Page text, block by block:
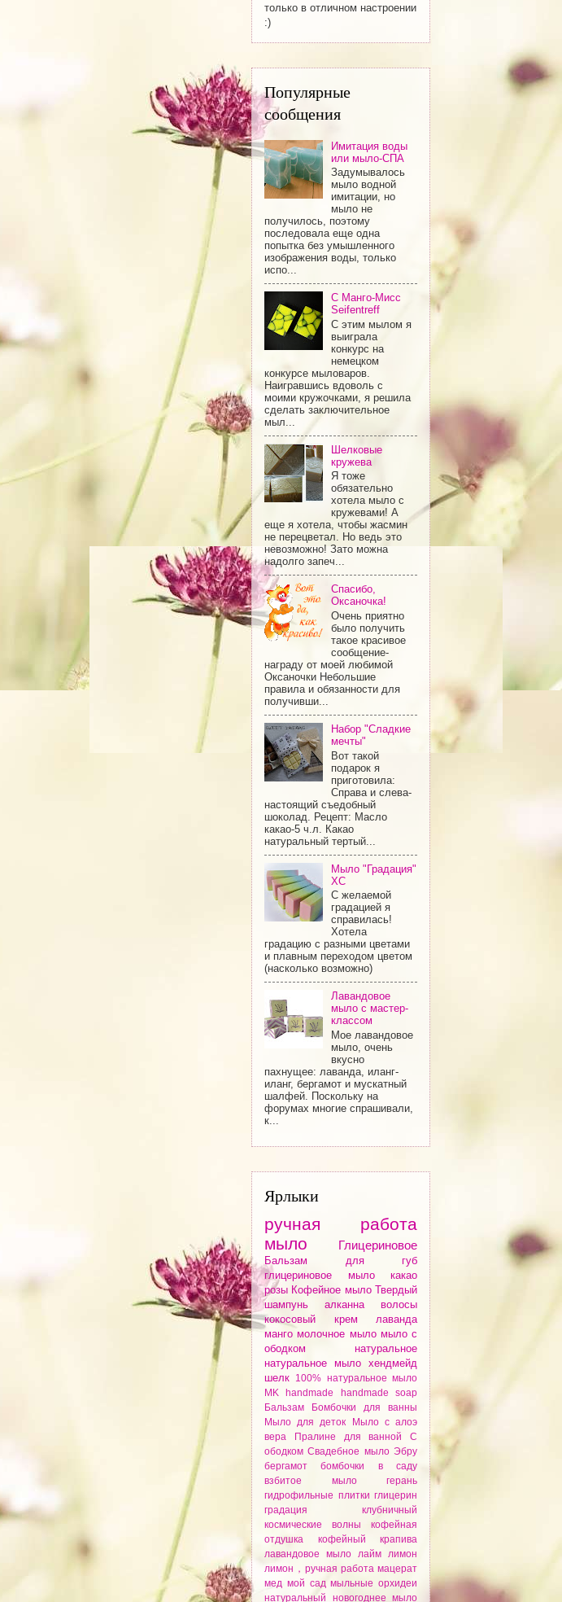
только в отличном настроении
:)
Популярные
сообщения
Имитация воды
или мыло-СПА
Задумывалось
мыло водной
имитации, но
мыло не
получилось, поэтому
последовала еще одна
попытка без умышленного
изображения воды, только
испо...
С Манго-Мисс
Seifentreff
С этим мылом я
выиграла
конкурс на
немецком
конкурсе мыловаров.
Наигравшись вдоволь с
моими кружочками, я решила
сделать заключительное
мыл...
Шелковые
кружева
Я тоже
обязательно
хотела мыло с
кружевами! А
еще я хотела, чтобы жасмин
не перецветал. Но ведь это
невозможно! Зато можна
надолго запеч...
Спасибо,
Оксаночка!
Очень приятно
было получить
такое красивое
сообщение-
награду от моей любимой
Оксаночки Небольшие
правила и обязанности для
получивши...
Набор "Сладкие
мечты"
Вот такой
подарок я
приготовила:
Справа и слева-
настоящий съедобный
шоколад. Рецепт: Масло
какао-5 ч.л. Какао
натуральный тертый...
Мыло "Градация"
ХС
С желаемой
градацией я
справилась!
Хотела
градацию с разными цветами
и плавным переходом цветом
(насколько возможно)
Лавандовое
мыло с мастер-
классом
Мое лавандовое
мыло, очень
вкусно
пахнущее: лаванда, иланг-
иланг, бергамот и мускатный
шалфей. Поскольку на
форумах многие спрашивали,
к...
Ярлыки
ручная работа
мыло
Глицериновое
Бальзам для губ
глицериновое мыло какао
розы Кофейное мылоТвердый
шампунь алканнa волосы
кокосовый крем лаванда
мангомолочное мыло мыло с
ободком натуральное
натуральное мыло хендмейд
шелк
100% натуральное мыло
MK
handmade
handmade soap
Бальзам
Бомбочки для ванны
Мыло для деток
Мыло с алоэ
вера
Пралине для ванной С
ободкомСвадебное мылоЭбру
бергамотбомбочки в саду
взбитое мыло герань
гидрофильные плитки глицерин
градация клубничный
космические волны кофейная
отдушка кофейный крапива
лавандовое мыло лайм лимон
лимон，ручная работа мацерат
мед мой садмыльные орхидеи
натуральный новогоднее мыло